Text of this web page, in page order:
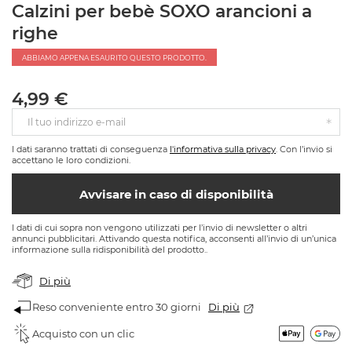
Calzini per bebè SOXO arancioni a
righe
ABBIAMO APPENA ESAURITO QUESTO PRODOTTO.
4,99 €
Il tuo indirizzo e-mail
I dati saranno trattati di conseguenza l'informativa sulla privacy. Con l’invio si
accettano le loro condizioni.
Avvisare in caso di disponibilità
I dati di cui sopra non vengono utilizzati per l’invio di newsletter o altri
annunci pubblicitari. Attivando questa notifica, acconsenti all’invio di un’unica
informazione sulla ridisponibilità del prodotto..
Di più
Reso conveniente entro 30 giorni Di più
Acquisto con un clic